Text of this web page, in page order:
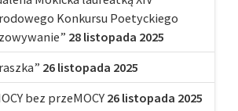
Konkursu Poetyckiego
28 listopada 2025
26 listopada 2025
bez przeMOCY 26 listopada 2025